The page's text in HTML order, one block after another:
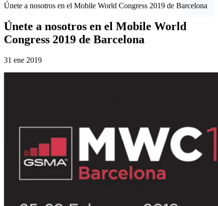
Únete a nosotros en el Mobile World Congress 2019 de Barcelona
Únete a nosotros en el Mobile World
Congress 2019 de Barcelona
31 ene 2019